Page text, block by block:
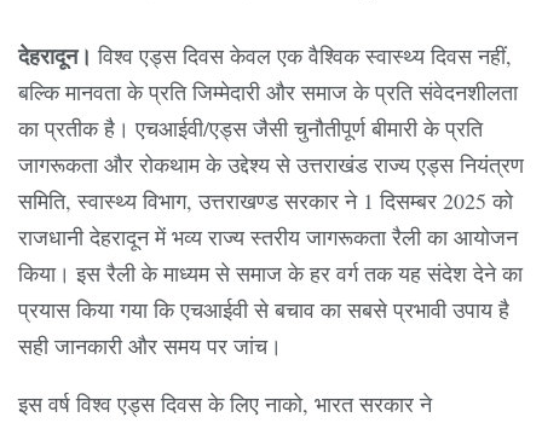
देहरादून।विश्व एड्स दिवस केवल एक वैश्विक स्वास्थ्य दिवस नहीं,
बल्कि मानवता के प्रति जिम्मेदारी और समाज के प्रति संवेदनशीलता
का प्रतीक है। एचआईवी/एड्स जैसी चुनौतीपूर्ण बीमारी के प्रति
जागरूकता और रोकथाम के उद्देश्य से उत्तराखंड राज्य एड्स नियंत्रण
समिति, स्वास्थ्य विभाग, उत्तराखण्ड सरकार ने 1 दिसम्बर 2025 को
राजधानी देहरादून में भव्य राज्य स्तरीय जागरूकता रैली का आयोजन
किया। इस रैली के माध्यम से समाज के हर वर्ग तक यह संदेश देने का
प्रयास किया गया कि एचआईवी से बचाव का सबसे प्रभावी उपाय है
सही जानकारी और समय पर जांच।
इस वर्ष विश्व एड्स दिवस के लिए नाको, भारत सरकार ने